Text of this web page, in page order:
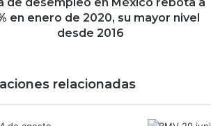
en enero de 2020, su mayor nivel
desde 2016
relacionadas